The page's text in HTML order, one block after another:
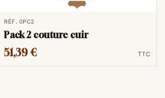
RÉF. 0PC2
Pack 2 couture cuir
51,39 € TTC